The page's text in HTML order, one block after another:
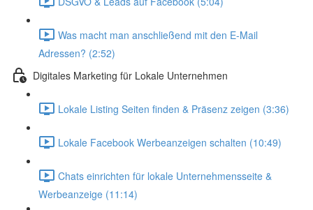
Was macht man anschließend mit den E-Mail
Adressen? (2:52)
Digitales Marketing für Lokale Unternehmen
Lokale Listing Seiten finden & Präsenz zeigen (3:36)
Lokale Facebook Werbeanzeigen schalten (10:49)
Chats einrichten für lokale Unternehmensseite &
Werbeanzeige (11:14)